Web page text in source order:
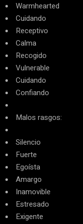
Warmhearted
Cuidando
Receptivo
Calma
Recogido
Vulnerable
Cuidando
Confiando
Malos rasgos:
Silencio
Fuerte
Egoísta
Amargo
Inamovible
Estresado
Exigente